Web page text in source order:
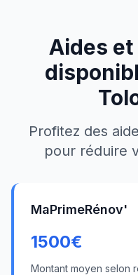
Aides
Profitez des
pour réduire
MaPrimeRénov'
1500€
Montant moyen selon